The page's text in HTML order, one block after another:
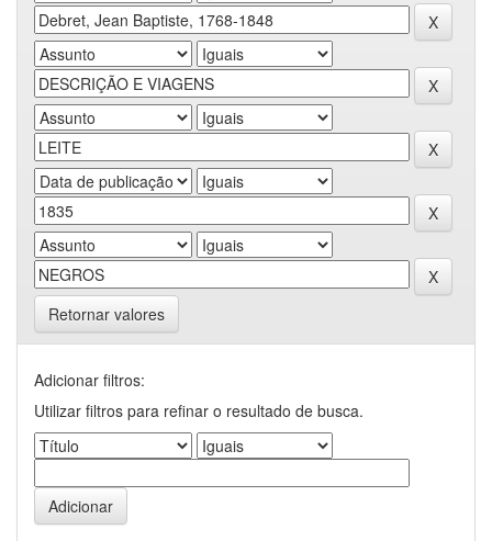
Retornar valores
Adicionar filtros:
Utilizar filtros para refinar o resultado de busca.